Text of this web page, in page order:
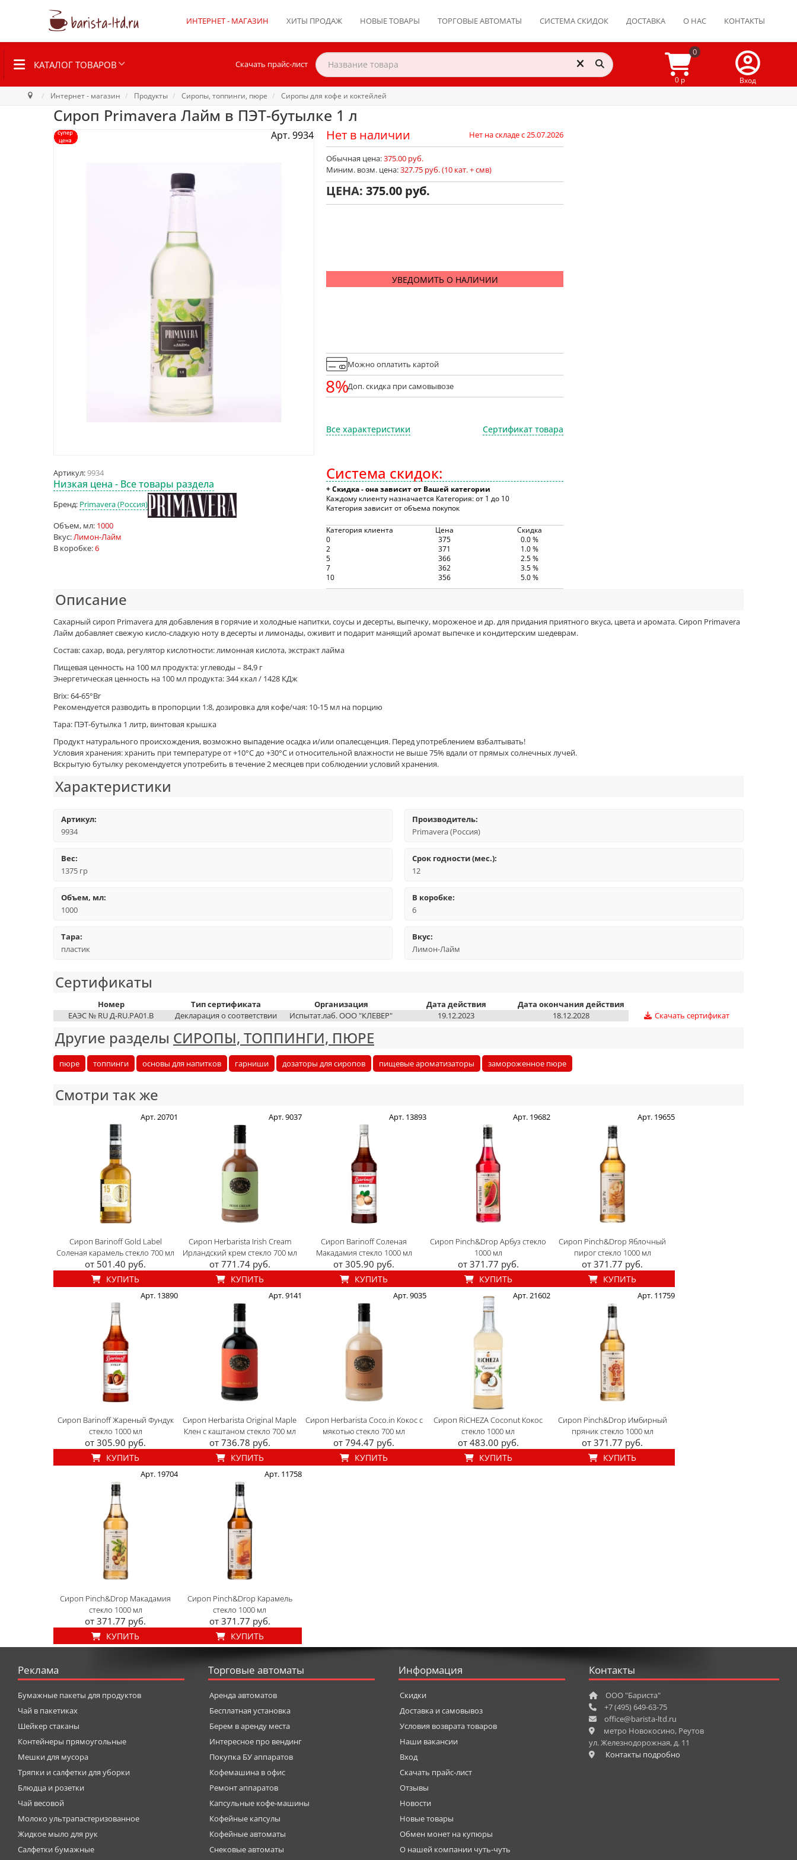
ИНТЕРНЕТ - МАГАЗИН ХИТЫ ПРОДАЖ НОВЫЕ ТОВАРЫ ТОРГОВЫЕ АВТОМАТЫ СИСТЕМА СКИДОК ДОСТАВКА О НАС КОНТАКТЫ
КАТАЛОГ ТОВАРОВ Скачать прайс-лист
0
0 р
Вход
Интернет - магазин
Продукты Сиропы, топпинги, пюре Сиропы для кофе и коктейлей
Арт. 9934
Сироп Primavera Лайм в ПЭТ-бутылке 1 л
Нет в наличии Нет на складе с 25.07.2026
Обычная цена:375.00 руб.
Миним. возм. цена:327.75 руб. (10 кат. + смв)
ЦЕНА: 375.00
УВЕДОМИТЬ О НАЛИЧИИ
Можно оплатить картой
8%Доп. скидка при самовывозе
Артикул:9934
Низкая цена - Все товары раздела
Бренд: Primavera (Россия)
Объем, мл: 1000
Вкус:Лимон-Лайм
В коробке:6
Все характеристики Сертификат товара
Система скидок:
+ Скидка - она зависит от Вашей категории
Каждому клиенту назначается Категория: от 1 до 10
Категория зависит от объема покупок
Категория клиента Цена
Скидка
0
375
0.0 %
2
371
1.0 %
5
366
2.5 %
7
362
3.5 %
10
356 5.0 %
Описание
Сахарный сироп Primavera для добавления в горячие и холодные напитки, соусы и десерты, выпечку, мороженое и др. для придания приятного вкуса, цвета и аромата. Сироп Primavera
Лайм добавляет свежую кисло-сладкую ноту в десерты и лимонады, оживит и подарит манящий аромат выпечке и кондитерским шедеврам.
Состав: сахар, вода, регулятор кислотности: лимонная кислота, экстракт лайма
Пищевая ценность на 100 мл продукта: углеводы – 84,9 г
Энергетическая ценность на 100 мл продукта: 344 ккал / 1428 КДж
Brix: 64-65°Br
Рекомендуется разводить в пропорции 1:8, дозировка для кофе/чая: 10-15 мл на порцию
Тара: ПЭТ-бутылка 1 литр, винтовая крышка
Продукт натурального происхождения, возможно выпадение осадка и/или опалесценция. Перед употреблением взбалтывать!
Условия хранения: хранить при температуре от +10°С до +30°С и относительной влажности не выше 75% вдали от прямых солнечных лучей.
Вскрытую бутылку рекомендуется употребить в течение 2 месяцев при соблюдении условий хранения.
Характеристики
Артикул:
9934
Производитель:
Primavera (Россия)
Вес:
1375 гр
Срок годности (мес.):
12
Объем, мл:
1000
В коробке:
6
Тара:
пластик
Вкус:
Лимон-Лайм
Сертификаты
Номер
ЕАЭС № RU Д-RU.РА01.В
Тип сертификата
Декларация о соответствии
Организация
Испытат.лаб. ООО "КЛЕВЕР"
Дата действия
19.12.2023
Дата окончания действия
18.12.2028
Скачать сертификат
Другие разделы СИРОПЫ, ТОППИНГИ, ПЮРЕ
пюре топпинги основы для напитков гарниши дозаторы для сиропов пищевые ароматизаторы замороженное пюре
Смотри так же
Арт. 20701
Сироп Barinoff Gold Label
Соленая карамель стекло 700 мл
от 501.40 руб.
КУПИТЬ
Арт. 9037
Сироп Herbarista Irish Cream
Ирландский крем стекло 700 мл
от 771.74 руб.
КУПИТЬ
Арт. 13893
Сироп Barinoff Соленая
Макадамия стекло 1000 мл
от 305.90 руб.
КУПИТЬ
Арт. 19682
Сироп Pinch&Drop Арбуз стекло
1000 мл
от 371.77 руб.
КУПИТЬ
Арт. 19655
Сироп Pinch&Drop Яблочный
пирог стекло 1000 мл
от 371.77 руб.
КУПИТЬ
Арт. 13890
Сироп Barinoff Жареный Фундук
стекло 1000 мл
от 305.90 руб.
КУПИТЬ
Арт. 9141
Сироп Herbarista Original Maple
Клен с каштаном стекло 700 мл
от 736.78 руб.
КУПИТЬ
Арт. 9035
Сироп Herbarista Coco.in Кокос с
мякотью стекло 700 мл
от 794.47 руб.
КУПИТЬ
Арт. 21602
Сироп RiCHEZA Coconut Кокос
стекло 1000 мл
от 483.00 руб.
КУПИТЬ
Арт. 11759
Сироп Pinch&Drop Имбирный
пряник стекло 1000 мл
от 371.77 руб.
КУПИТЬ
Арт. 19704
Сироп Pinch&Drop Макадамия
стекло 1000 мл
от 371.77 руб.
КУПИТЬ
Арт. 11758
Сироп Pinch&Drop Карамель
стекло 1000 мл
от 371.77 руб.
КУПИТЬ
Реклама
Бумажные пакеты для продуктов
Чай в пакетиках
Шейкер стаканы
Контейнеры прямоугольные
Мешки для мусора
Тряпки и салфетки для уборки
Блюдца и розетки
Чай весовой
Молоко ультрапастеризованное
Жидкое мыло для рук
Салфетки бумажные
Торговые автоматы
Аренда автоматов
Бесплатная установка
Берем в аренду места
Интересное про вендинг
Покупка БУ аппаратов
Кофемашина в офис
Ремонт аппаратов
Капсульные кофе-машины
Кофейные капсулы
Кофейные автоматы
Снековые автоматы
Информация
Скидки
Доставка и самовывоз
Условия возврата товаров
Наши вакансии
Вход
Скачать прайс-лист
Отзывы
Новости
Новые товары
Обмен монет на купюры
О нашей компании чуть-чуть
Контакты
ООО "Бариста"
+7 (495) 649-63-75
office@barista-ltd.ru
метро Новокосино, Реутов
ул. Железнодорожная, д. 11
Контакты подробно